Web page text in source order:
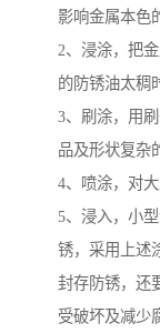
影响金属本色
2、浸涂，把
的防锈油太稠
3、刷涂，用
品及形状复杂
4、喷涂，对
5、浸入，小
锈，采用上述
封存防锈，还
受破坏及减少